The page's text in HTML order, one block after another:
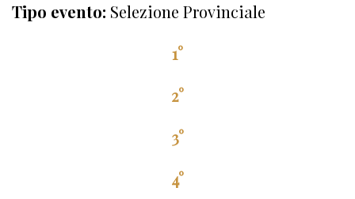
Tipo evento: Selezione Provinciale
1°
2°
3°
4°